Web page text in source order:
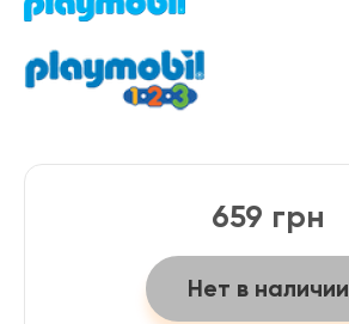
659 грн
Нет в наличии